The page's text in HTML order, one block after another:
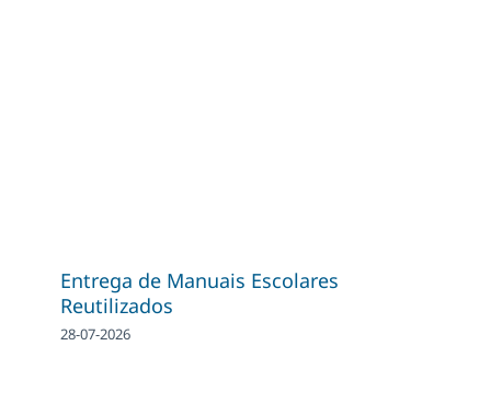
Entrega de Manuais Escolares
Reutilizados
28-07-2026